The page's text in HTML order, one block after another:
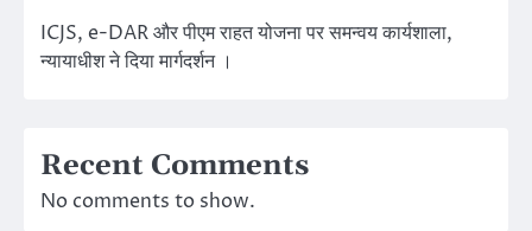
ICJS, e-DAR और पीएम राहत योजना पर समन्वय कार्यशाला,
न्यायाधीश ने दिया मार्गदर्शन ।
Recent Comments
No comments to show.